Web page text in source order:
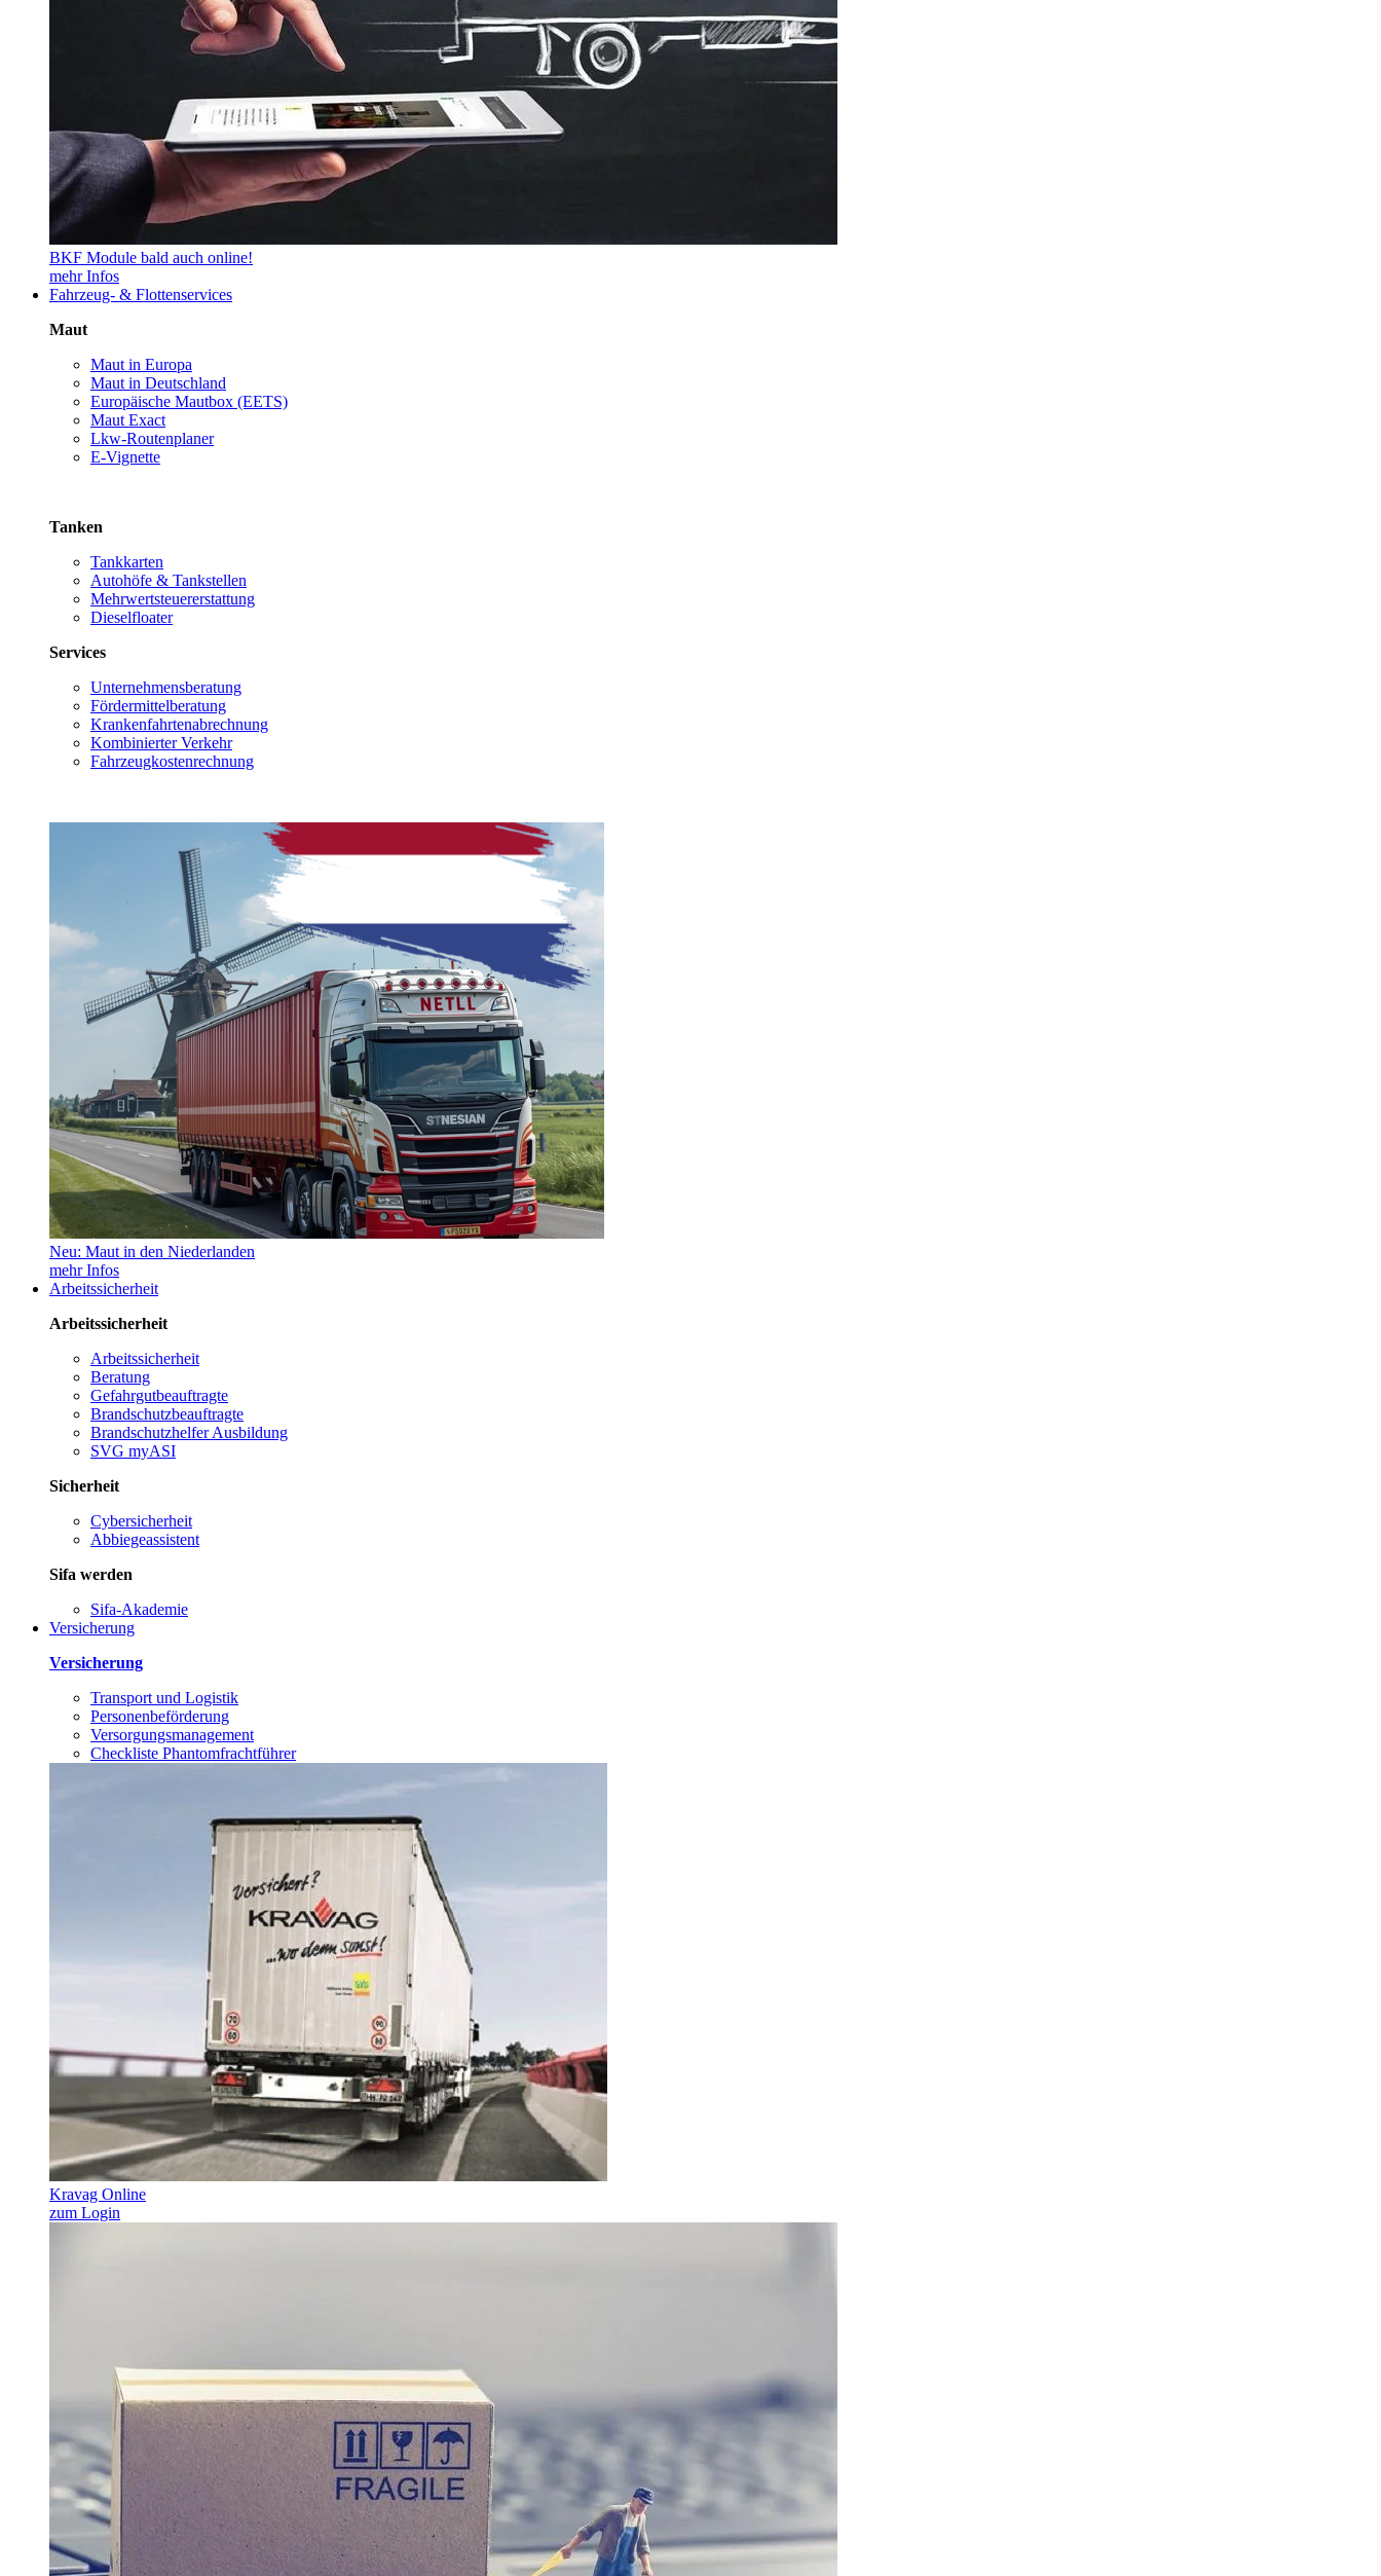
BKF Module bald auch online!
mehr Infos
Fahrzeug- & Flottenservices
Maut
Maut in Europa
Maut in Deutschland
Europäische Mautbox (EETS)
Maut Exact
Lkw-Routenplaner
E-Vignette
Tanken
Tankkarten
Autohöfe & Tankstellen
Mehrwertsteuererstattung
Dieselfloater
Services
Unternehmensberatung
Fördermittelberatung
Krankenfahrtenabrechnung
Kombinierter Verkehr
Fahrzeugkostenrechnung
Neu: Maut in den Niederlanden
mehr Infos
Arbeitssicherheit
Arbeitssicherheit
Arbeitssicherheit
Beratung
Gefahrgutbeauftragte
Brandschutzbeauftragte
Brandschutzhelfer Ausbildung
SVG myASI
Sicherheit
Cybersicherheit
Abbiegeassistent
Sifa werden
Sifa-Akademie
Versicherung
Versicherung
Transport und Logistik
Personenbeförderung
Versorgungsmanagement
Checkliste Phantomfrachtführer
Kravag Online
zum Login